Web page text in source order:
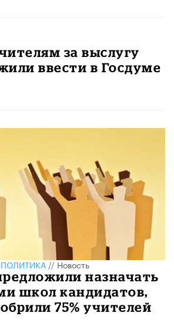
за выслугу
ввести в Госдуме
//Новость
назначать
школ кандидатов,
75% учителей